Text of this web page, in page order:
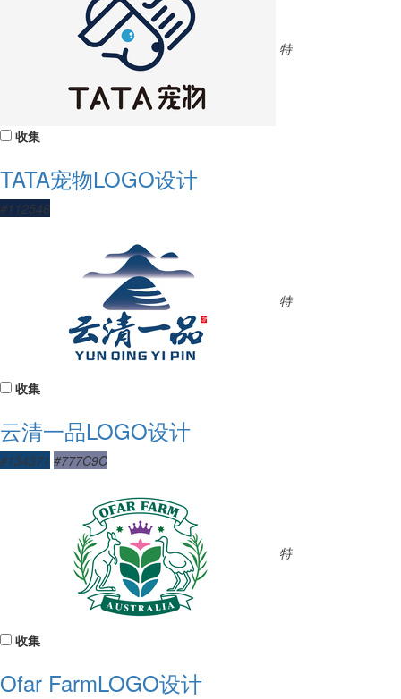
特
收集
TATA宠物LOGO设计
#112546
特
收集
云清一品LOGO设计
#134371 #777C9C
特
收集
Ofar FarmLOGO设计